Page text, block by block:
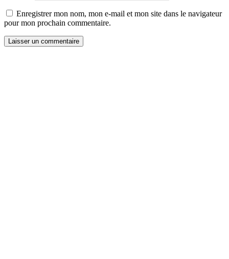
Enregistrer mon nom, mon e-mail et mon site dans le navigateur
pour mon prochain commentaire.